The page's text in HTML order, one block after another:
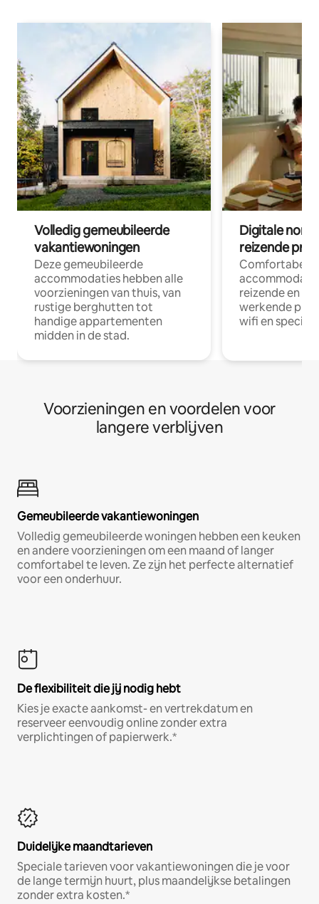
Volledig gemeubileerde
vakantiewoningen
Deze gemeubileerde
accommodaties hebben alle
voorzieningen van thuis, van
rustige berghutten tot
handige appartementen
midden in de stad.
Digitale
reizende
Comfortabele
reizende en
werkende
wifi en
Voorzieningen en voordelen voor
langere verblijven
Gemeubileerde vakantiewoningen
Volledig gemeubileerde woningen hebben een keuken
en andere voorzieningen om een maand of langer
comfortabel te leven. Ze zijn het perfecte alternatief
voor een onderhuur.
De flexibiliteit die jij nodig hebt
Kies je exacte aankomst- en vertrekdatum en
reserveer eenvoudig online zonder extra
verplichtingen of papierwerk.*
Duidelijke maandtarieven
Speciale tarieven voor vakantiewoningen die je voor
de lange termijn huurt, plus maandelijkse betalingen
zonder extra kosten.*